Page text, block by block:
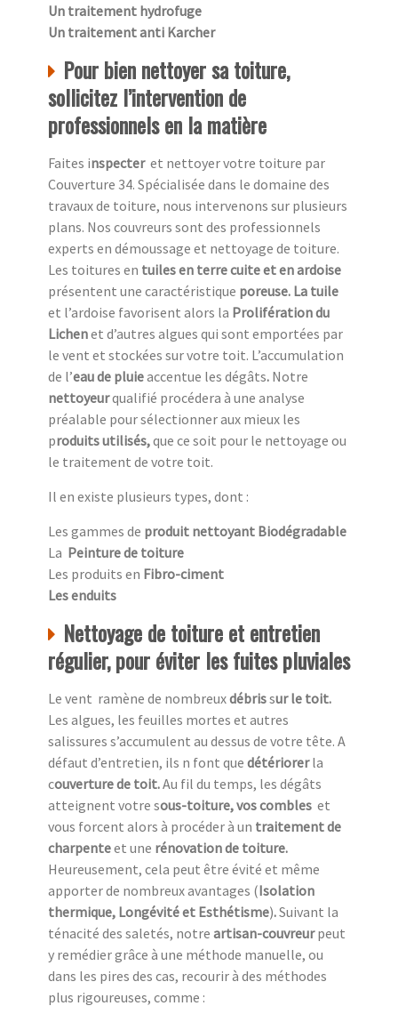
Un traitement hydrofuge
Un traitement anti Karcher
Pour bien nettoyer sa toiture,
sollicitez l’intervention de
professionnels en la matière
Faites inspecter et nettoyer votre toiture par
Couverture 34. Spécialisée dans le domaine des
travaux de toiture, nous intervenons sur plusieurs
plans. Nos couvreurs sont des professionnels
experts en démoussage et nettoyage de toiture.
Les toitures en tuiles en terre cuite et en ardoise
présentent une caractéristique poreuse. La tuile
et l’ardoise favorisent alors la Prolifération du
Lichenet d’autres algues qui sont emportées par
le vent et stockées sur votre toit. L’accumulation
de l’eau de pluieaccentue les dégâts. Notre
nettoyeurqualifié procédera à une analyse
préalable pour sélectionner aux mieux les
produits utilisés,que ce soit pour le nettoyage ou
le traitement de votre toit.
Il en existe plusieurs types, dont :
Les gammes de produit nettoyant Biodégradable
La Peinture de toiture
Les produits en Fibro-ciment
Les enduits
Nettoyage de toiture et entretien
régulier, pour éviter les fuites pluviales
Le vent ramène de nombreuxdébrissur le toit.
Les algues, les feuilles mortes et autres
salissures s’accumulent au dessus de votre tête. A
défaut d’entretien, ils n font que détériorerla
couverture de toit.Au fil du temps, les dégâts
atteignent votre sous-toiture, vos combles et
vous forcent alors à procéder à un traitement de
charpenteet une rénovation de toiture.
Heureusement, cela peut être évité et même
apporter de nombreux avantages (Isolation
thermique, Longévité et Esthétisme).Suivant la
ténacité des saletés, notre artisan-couvreurpeut
y remédier grâce à une méthode manuelle, ou
dans les pires des cas, recourir à des méthodes
plus rigoureuses, comme :